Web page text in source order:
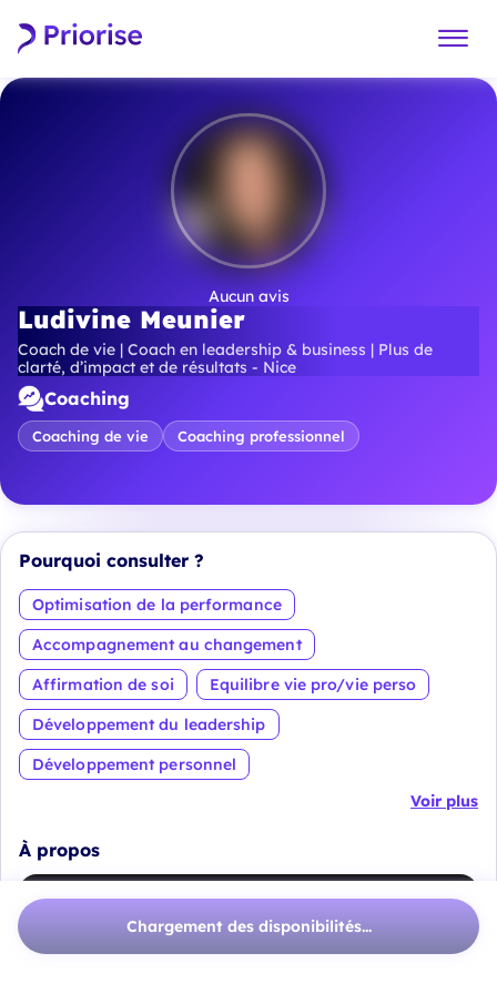
Aucun avis
Ludivine Meunier
Coach de vie | Coach en leadership & business | Plus de
clarté, d’impact et de résultats - Nice
Coaching
Coaching de vie Coaching professionnel
Pourquoi consulter ?
Optimisation de la performance
Accompagnement au changement
Affirmation de soi
Equilibre vie pro/vie perso
Développement du leadership
Développement personnel
Voir plus
À propos
Chargement des disponibilités...